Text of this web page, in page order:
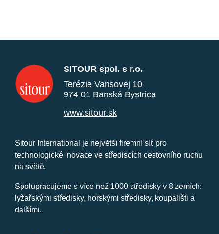
SITOUR spol. s r.o.
Terézie Vansovej 10
974 01 Banská Bystrica
www.sitour.sk
Sitour International je největší firemní síť pro
technologické inovace ve střediscích cestovního ruchu
na světě.
Spolupracujeme s více než 1000 středisky v 8 zemích:
lyžařskými středisky, horskými středisky, koupališti a
dalšími.